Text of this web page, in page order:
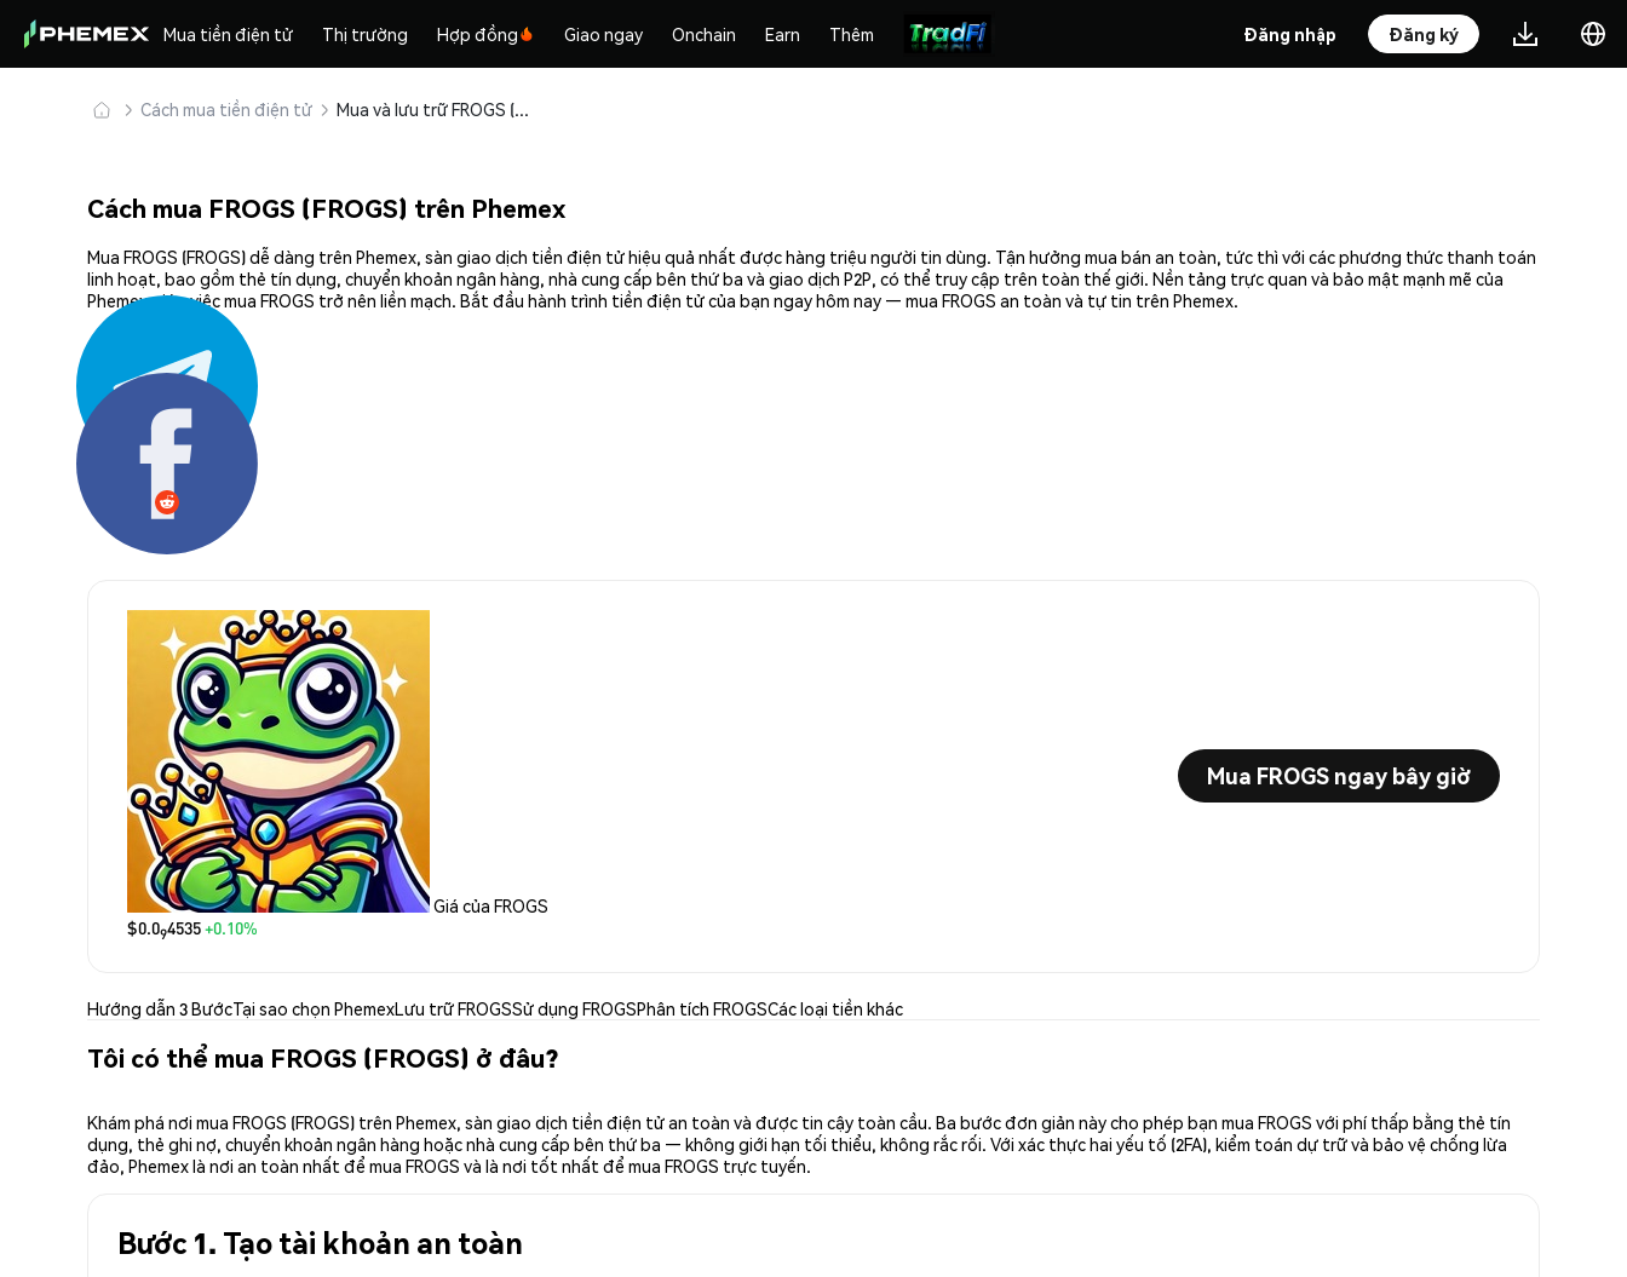
Mua tiền điện tử Thị trường Hợp đồng Giao ngay Onchain Earn Thêm Đăng nhập Đăng ký
Cách mua tiền điện tử Mua và lưu trữ FROGS (FROGS) an toàn
Cách mua FROGS (FROGS) trên Phemex
Mua FROGS (FROGS) dễ dàng trên Phemex, sàn giao dịch tiền điện tử hiệu quả nhất được hàng triệu người tin dùng. Tận hưởng mua bán an toàn, tức thì với các phương thức thanh toán
linh hoạt, bao gồm thẻ tín dụng, chuyển khoản ngân hàng, nhà cung cấp bên thứ ba và giao dịch P2P, có thể truy cập trên toàn thế giới. Nền tảng trực quan và bảo mật mạnh mẽ của
Phemex giúp việc mua FROGS trở nên liền mạch. Bắt đầu hành trình tiền điện tử của bạn ngay hôm nay — mua FROGS an toàn và tự tin trên Phemex.
Chia sẻ:
Giá của FROGS
$0.094535+0.10%
Mua FROGS ngay bây giờ
Hướng dẫn 3 BướcTại sao chọn PhemexLưu trữ FROGSSử dụng FROGSPhân tích FROGSCác loại tiền khác
Tôi có thể mua FROGS (FROGS) ở đâu?
Khám phá nơi mua FROGS (FROGS) trên Phemex, sàn giao dịch tiền điện tử an toàn và được tin cậy toàn cầu. Ba bước đơn giản này cho phép bạn mua FROGS với phí thấp bằng thẻ tín
dụng, thẻ ghi nợ, chuyển khoản ngân hàng hoặc nhà cung cấp bên thứ ba — không giới hạn tối thiểu, không rắc rối. Với xác thực hai yếu tố (2FA), kiểm toán dự trữ và bảo vệ chống lừa
đảo, Phemex là nơi an toàn nhất để mua FROGS và là nơi tốt nhất để mua FROGS trực tuyến.
Bước 1. Tạo tài khoản an toàn